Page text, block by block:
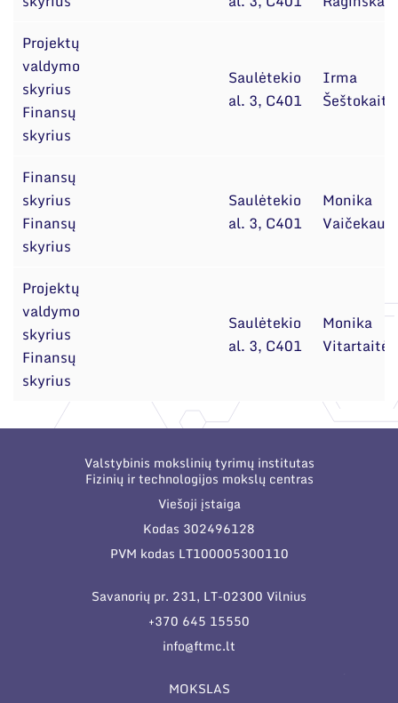
Projektų
valdymo
skyrius
Finansų
skyrius
Saulėtekio
al. 3, C401
Irma
Šeštokaitė
Finansų
skyrius
Finansų
skyrius
Saulėtekio
al. 3, C401
Monika
Projektų
valdymo
skyrius
Finansų
skyrius
Saulėtekio
al. 3, C401
Monika
Vitartaitė
Valstybinis mokslinių tyrimų institutas
Fizinių ir technologijos mokslų centras
Viešoji įstaiga
Kodas 302496128
PVM kodas LT100005300110
Savanorių pr. 231, LT-02300 Vilnius
+370 645 15550
info@ftmc.lt
MOKSLAS